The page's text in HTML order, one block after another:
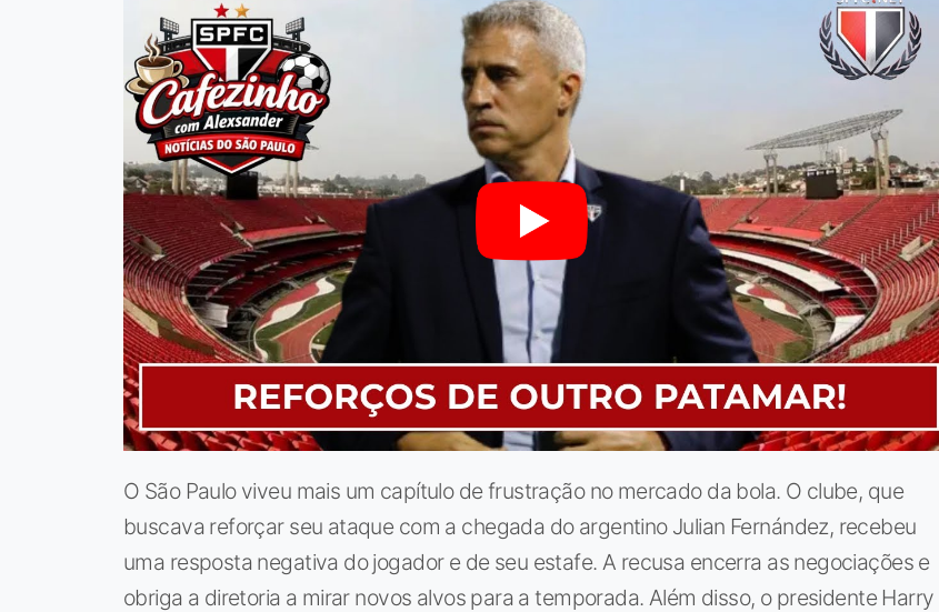
O São Paulo viveu mais um capítulo de frustração no mercado da bola. O clube, que
buscava reforçar seu ataque com a chegada do argentino Julian Fernández, recebeu
uma resposta negativa do jogador e de seu estafe. A recusa encerra as negociações e
obriga a diretoria a mirar novos alvos para a temporada. Além disso, o presidente Harry